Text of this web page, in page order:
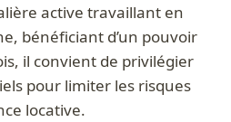
active travaillant en
bénéficiant d’un pouvoir
il convient de privilégier
pour limiter les risques
locative.